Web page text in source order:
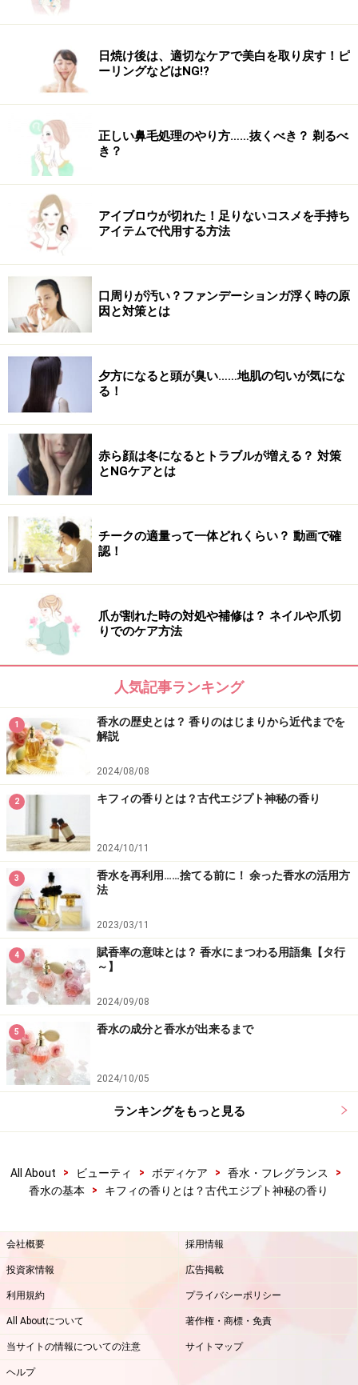
『キフィ』 と呼ばれる処方箋（レシピ）は、複数存在し
ます。 有名なものですと、ディオスコリデスの書に記さ
れたキフィや、最古の医学書と言われている、Ebers
Papyrus（エーベルス・パピルス）に記されたキフィ。
そして、エドフ神殿の壁画に記されていたキフィ。
更には、古代エジプトの神官であったマネトが記したキ
フィや、ラムセス3世が使っていたといわれているキフ
ィなど。
エジプトへ行った際に、いくつかの処方を目にしたので
すが、その時代のファラオ（王様）によって、処方も異
なります。
代表的なキフィの、主な調合香料は、ショウブ、シナモ
ン、ペパーミント、没薬、レモングラス、アカシア、レ
ーズン、ヘンナ、ジュニパー、ピスタチオ、カシア桂
皮、松脂、カシア、オレンジ、バラ、蜂蜜、ワインな
ど。
古書には、詳しい処方や作り方も書いてあったのです
が、香料同士をブレンドするというよりは、薬を処方す
る。と言うイメージに受け取れました。
また、キフィは別名「神々を迎える香水」と呼ばれ、眠
りを誘う香として焚いたり、薬として服用したりなどし
ていたと記述が残っています。
香水の付け方マナー！ほんのり香るとイメージアップで
きておすすめ
香水の作り方・調合方法と香料のご紹介
【名作香水】世界一高い香水「1000（ミル）」
日本の春を感じる「沈丁花」のフレグランス
香水を再利用……捨てる前に！ 余った香水の活用方法
※記事内容は執筆時点のものです。最新の内容をご確認くださ
い。
※個人の体質、また、誤った方法による実践に起因して肌荒れや
不調を引き起こす場合があります。実践の際には、必ず自身の体
質及び健康状態を十分に考慮し、正しい方法で行ってください。
また、全ての方への有効性を保証するものではありません。
日焼け後は、適切なケアで美白を取り戻す！ピ
ーリングなどはNG!?
正しい鼻毛処理のやり方……抜くべき？ 剃るべ
き？
アイブロウが切れた！足りないコスメを手持ち
アイテムで代用する方法
口周りが汚い？ファンデーションガ浮く時の原
因と対策とは
夕方になると頭が臭い……地肌の匂いが気にな
る！
赤ら顔は冬になるとトラブルが増える？ 対策
とNGケアとは
チークの適量って一体どれくらい？ 動画で確
認！
爪が割れた時の対処や補修は？ ネイルや爪切
りでのケア方法
人気記事ランキング
1
香水の歴史とは？ 香りのはじまりから近代までを
解説
2024/08/08
2 キフィの香りとは？古代エジプト神秘の香り
2024/10/11
3
香水を再利用……捨てる前に！ 余った香水の活用方
法
2023/03/11
4
賦香率の意味とは？ 香水にまつわる用語集【タ行
～】
2024/09/08
5 香水の成分と香水が出来るまで
2024/10/05
ランキングをもっと見る
All About > ビューティ > ボディケア > 香水・フレグランス
>
香水の基本
> キフィの香りとは？古代エジプト神秘の香り
会社概要 採用情報
投資家情報 広告掲載
利用規約 プライバシーポリシー
All Aboutについて 著作権・商標・免責
当サイトの情報についての注意 サイトマップ
ヘルプ